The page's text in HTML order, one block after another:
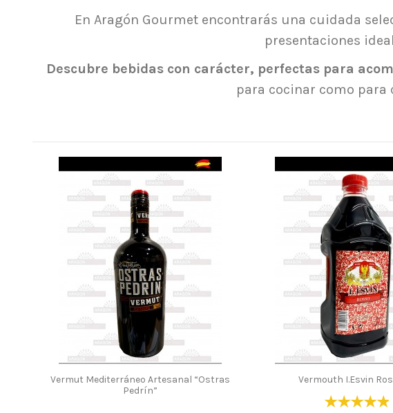
En Aragón Gourmet encontrarás una cuidada
presentaciones
Descubre bebidas con carácter, perfectas para
para cocinar como
Vermut Mediterráneo Artesanal “Ostras
Pedrín”
Vermouth I.Esvin